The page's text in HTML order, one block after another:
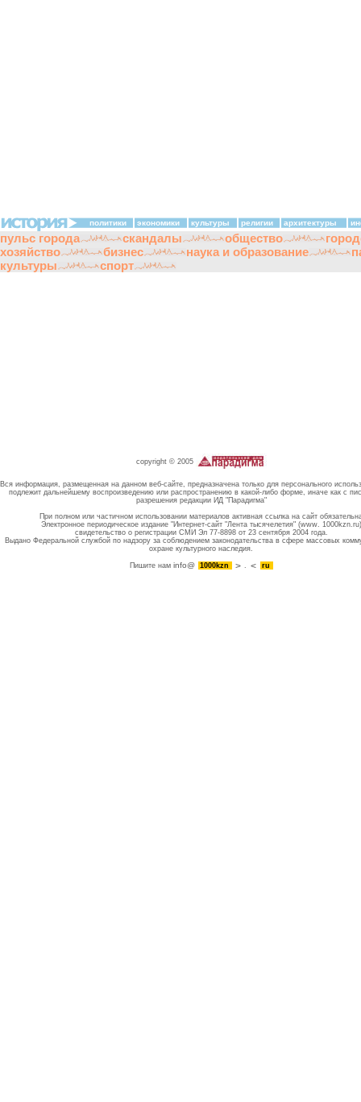
политики экономики культуры религии архитектуры
пульс города скандалы общество
хозяйство
бизнес наука и образование
культуры
спорт
copyright © 2005
Вся информация, размещенная на данном веб-сайте, предназначена только для персонального
подлежит дальнейшему воспроизведению или распространению в какой-либо форме, иначе как с
разрешения редакции ИД "Парадигма"
При полном или частичном использовании материалов активная ссылка на сайт
Электронное периодическое издание "Интернет-сайт "Лента тысячелетия" (www. 1000kzn.ru)
свидетельство о регистрации СМИ Эл 77-8898 от 23 сентября 2004 года.
Выдано Федеральной службой по надзору за соблюдением законодательства в сфере массовых
охране культурного наследия.
Пишите намinfo@ 1000kzn . ru